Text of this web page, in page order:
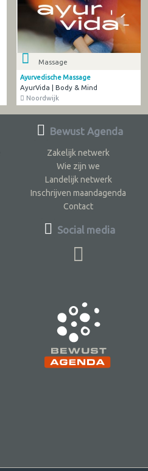
Massage
Ayurvedische Massage
AyurVida | Body & Mind
Noordwijk
Bewust Agenda
Zakelijk netwerk
Wie zijn we
Landelijk netwerk
Inschrijven maandagenda
Contact
Social media